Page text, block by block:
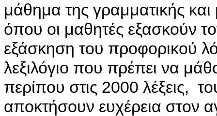
μάθημα της γραμματικής
όπου οι μαθητές εξασκούν
εξάσκηση του προφορικού
λεξιλόγιο που πρέπει να
περίπου στις 2000 λέξεις,
αποκτήσουν ευχέρεια στον